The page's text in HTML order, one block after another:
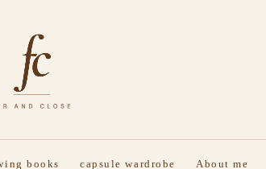
books capsule wardrobe About me